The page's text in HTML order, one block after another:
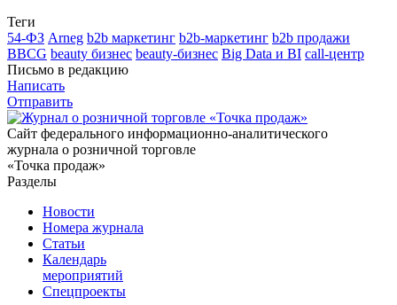
Теги
54-ФЗ Arneg b2b маркетинг b2b-маркетинг b2b продажи
BBCG beauty бизнес beauty-бизнес Big Data и BI call-центр
Письмо в редакцию
Написать
Отправить
Сайт федерального информационно-аналитического
журнала о розничной торговле
«Точка продаж»
Разделы
Новости
Номера журнала
Статьи
Календарь
мероприятий
Спецпроекты